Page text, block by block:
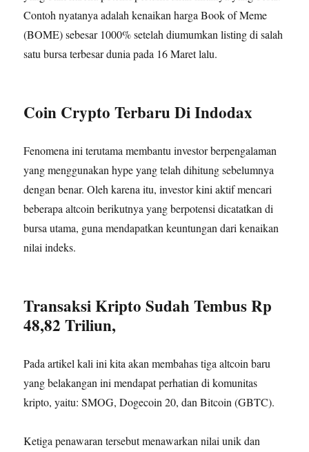
Contoh nyatanya adalah kenaikan harga Book of Meme
(BOME) sebesar 1000% setelah diumumkan listing di salah
satu bursa terbesar dunia pada 16 Maret lalu.
Coin Crypto Terbaru Di Indodax
Fenomena ini terutama membantu investor berpengalaman
yang menggunakan hype yang telah dihitung sebelumnya
dengan benar. Oleh karena itu, investor kini aktif mencari
beberapa altcoin berikutnya yang berpotensi dicatatkan di
bursa utama, guna mendapatkan keuntungan dari kenaikan
nilai indeks.
Transaksi Kripto Sudah Tembus Rp
48,82 Triliun,
Pada artikel kali ini kita akan membahas tiga altcoin baru
yang belakangan ini mendapat perhatian di komunitas
kripto, yaitu: SMOG, Dogecoin 20, dan Bitcoin (GBTC).
Ketiga penawaran tersebut menawarkan nilai unik dan